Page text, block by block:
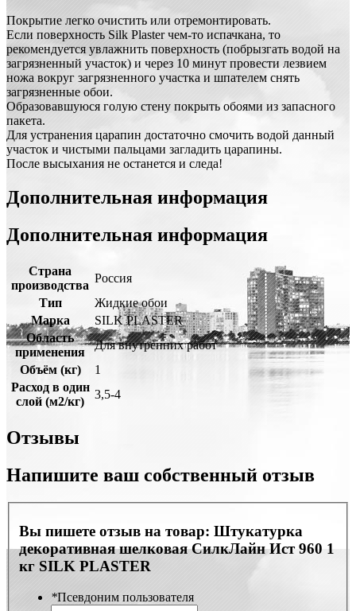
Покрытие легко очистить или отремонтировать.
Если поверхность Silk Plaster чем-то испачкана, то
рекомендуется увлажнить поверхность (побрызгать водой на
загрязненный участок) и через 10 минут провести лезвием
ножа вокруг загрязненного участка и шпателем снять
загрязненные обои.
Образовавшуюся голую стену покрыть обоями из запасного
пакета.
Для устранения царапин достаточно смочить водой данный
участок и чистыми пальцами загладить царапины.
После высыхания не останется и следа!
Дополнительная информация
Дополнительная информация
Страна
производства
Россия
Тип
Жидкие обои
Марка
SILK PLASTER
Область
применения
Для внутренних работ
Объём (кг)
1
Расход в один
слой (м2/кг)
3,5-4
Отзывы
Напишите ваш собственный отзыв
Вы пишете отзыв на товар: Штукатурка
декоративная шелковая СилкЛайн Ист 960 1
кг SILK PLASTER
*Псевдоним пользователя